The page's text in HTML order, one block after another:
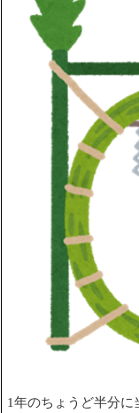
1年のちょうど半分に